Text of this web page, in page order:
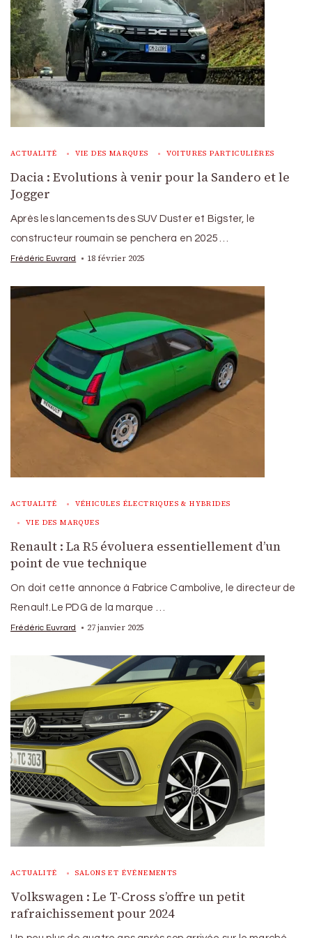
ACTUALITÉ VIE DES MARQUES VOITURES PARTICULIÈRES
Dacia : Evolutions à venir pour la Sandero et le
Jogger
Après les lancements des SUV Duster et Bigster, le
constructeur roumain se penchera en 2025 …
Frédéric Euvrard 18 février 2025
ACTUALITÉ VÉHICULES ÉLECTRIQUES & HYBRIDES
VIE DES MARQUES
Renault : La R5 évoluera essentiellement d’un
point de vue technique
On doit cette annonce à Fabrice Cambolive, le directeur de
Renault.Le PDG de la marque …
Frédéric Euvrard 27 janvier 2025
ACTUALITÉ SALONS ET ÉVÉNEMENTS
Volkswagen : Le T-Cross s’offre un petit
rafraichissement pour 2024